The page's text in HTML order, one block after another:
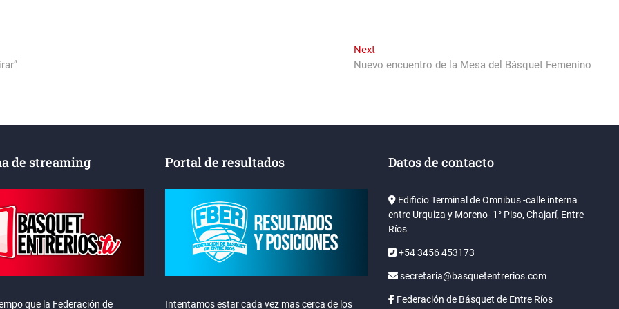
NextNext
post:
Nuevo encuentro de la Mesa del Básquet Femenino
de streaming
que la Federación de
Portal de resultados
Intentamos estar cada vez mas cerca de los
Datos de contacto
Edificio Terminal de Omnibus -calle interna
entre Urquiza y Moreno- 1° Piso, Chajarí, Entre
Ríos
+54 3456 453173
secretaria@basquetentrerios.com
Federación de Básquet de Entre Ríos